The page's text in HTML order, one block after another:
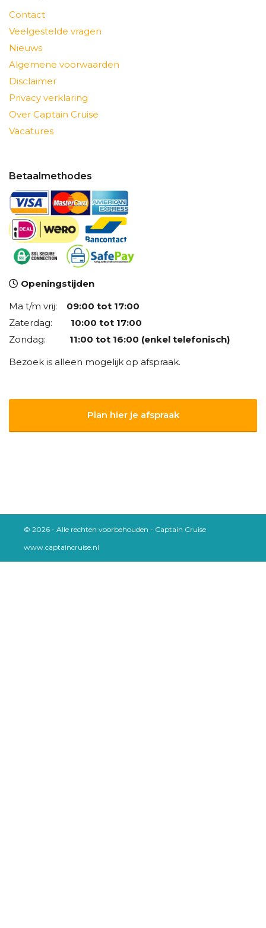
Contact
Veelgestelde vragen
Nieuws
Algemene voorwaarden
Disclaimer
Privacy verklaring
Over Captain Cruise
Vacatures
Betaalmethodes
Openingstijden
Ma t/m vrij: 09:00 tot 17:00
Zaterdag: 10:00 tot 17:00
Zondag: 11:00 tot 16:00 (enkel telefonisch)
Bezoek is alleen mogelijk op afspraak.
Plan hier je afspraak
© 2026 - Alle rechten voorbehouden - Captain Cruise
www.captaincruise.nl